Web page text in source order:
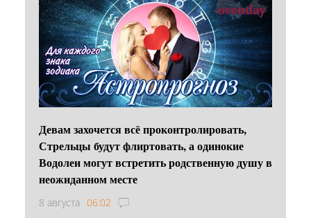
Девам захочется всё проконтролировать,
Стрельцы будут флиртовать, а одинокие
Водолеи могут встретить родственную душу в
неожиданном месте
8 августа 06:02